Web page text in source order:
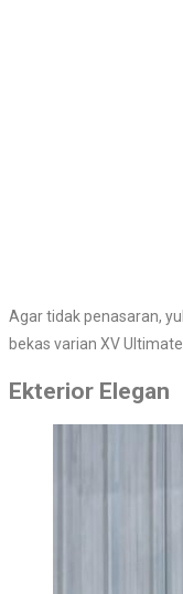
Agar tidak penasaran,
bekas varian XV
Ekterior Elegan